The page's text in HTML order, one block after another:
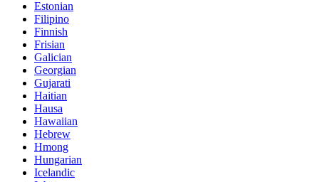
Estonian
Filipino
Finnish
Frisian
Galician
Georgian
Gujarati
Haitian
Hausa
Hawaiian
Hebrew
Hmong
Hungarian
Icelandic